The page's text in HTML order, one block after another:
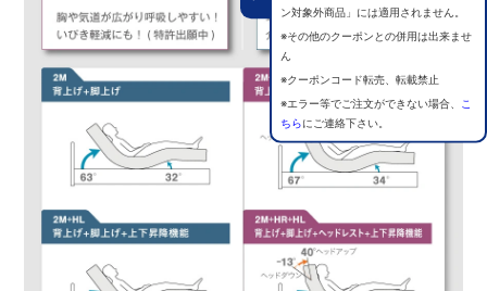
ン対象外商品」には適用されません。
※その他のクーポンとの併用は出来ませ
ん
※クーポンコード転売、転載禁止
※エラー等でご注文ができない場合、
こ
ちらにご連絡下さい。